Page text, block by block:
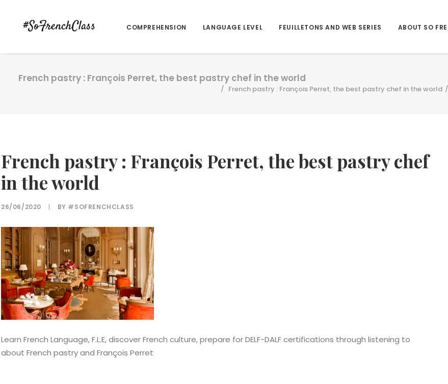
COMPREHENSION LANGUAGE LEVEL FEUILLETONS AND WEB SERIES ABOUT SO
French pastry : François Perret, the best pastry chef in the world
French pastry : François Perret, the best pastry chef in the world
French pastry : François Perret, the best pastry chef
in the world
26/06/2020 | BY #SOFRENCHCLASS
Learn French Language, F.L.E, discover French culture, prepare for DELF-DALF certifications through listening to
about French pastry and François Perret